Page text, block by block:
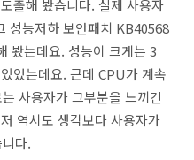
출해 봤습니다. 실제 사용자
성능저하 보안패치 KB40568
봤는데요. 성능이 크게는 3
었는데요. 근데 CPU가 계속
사용자가 그부분을 느끼긴
역시도 생각보다 사용자가
다.